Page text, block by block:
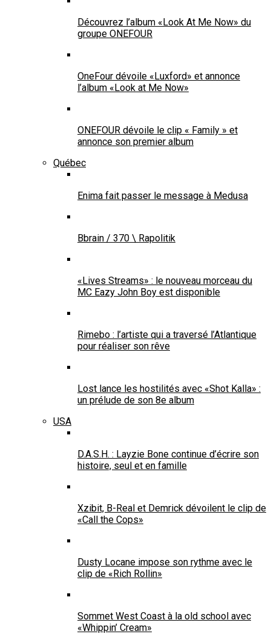
Découvrez l’album «Look At Me Now» du
groupe ONEFOUR
OneFour dévoile «Luxford» et annonce
l’album «Look at Me Now»
ONEFOUR dévoile le clip « Family » et
annonce son premier album
Québec
Enima fait passer le message à Medusa
Bbrain / 370 \ Rapolitik
«Lives Streams» : le nouveau morceau du
MC Eazy John Boy est disponible
Rimebo : l’artiste qui a traversé l’Atlantique
pour réaliser son rêve
Lost lance les hostilités avec «Shot Kalla» :
un prélude de son 8e album
USA
D.A.S.H. : Layzie Bone continue d’écrire son
histoire, seul et en famille
Xzibit, B-Real et Demrick dévoilent le clip de
«Call the Cops»
Dusty Locane impose son rythme avec le
clip de «Rich Rollin»
Sommet West Coast à la old school avec
«Whippin’ Cream»